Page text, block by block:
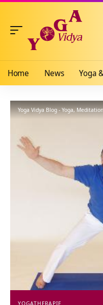
Home News Yoga
Yoga Vidya Blog - Yoga,
YOGATHERAPIE